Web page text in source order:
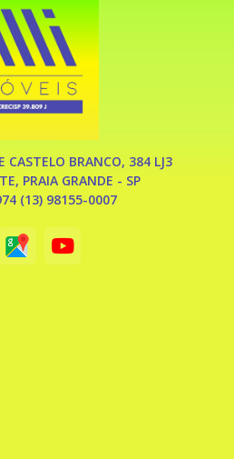
CASTELO BRANCO, 384 LJ3
PRAIA GRANDE - SP
(13) 98155-0007